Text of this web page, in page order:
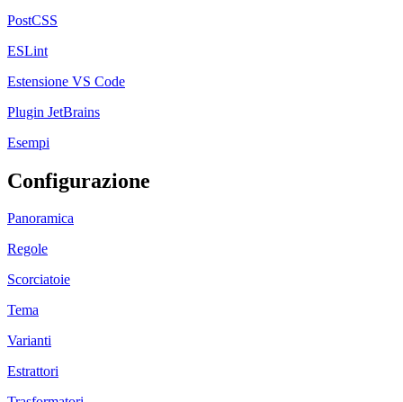
PostCSS
ESLint
Estensione VS Code
Plugin JetBrains
Esempi
Configurazione
Panoramica
Regole
Scorciatoie
Tema
Varianti
Estrattori